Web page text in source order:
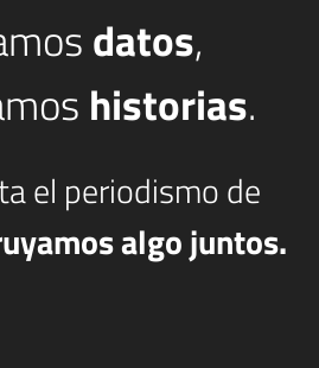
datos,
historias.
el periodismo de
algo juntos.